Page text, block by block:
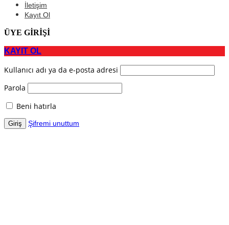
İletişim
Kayıt Ol
ÜYE GİRİŞİ
KAYIT OL
Kullanıcı adı ya da e-posta adresi
Parola
Beni hatırla
Şifremi unuttum